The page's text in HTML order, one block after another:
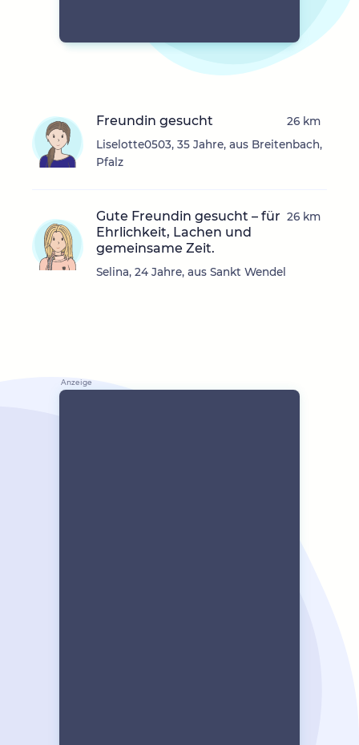
Freundin gesucht
Liselotte0503, 35 Jahre, aus Breitenbach,
Pfalz
26 km
Gute Freundin gesucht – für
Ehrlichkeit, Lachen und
gemeinsame Zeit.
Selina, 24 Jahre, aus Sankt Wendel
26 km